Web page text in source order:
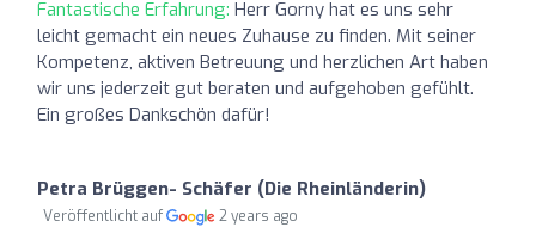
Fantastische Erfahrung: Herr Gorny hat es uns sehr
leicht gemacht ein neues Zuhause zu finden. Mit seiner
Kompetenz, aktiven Betreuung und herzlichen Art haben
wir uns jederzeit gut beraten und aufgehoben gefühlt.
Ein großes Dankschön dafür!
Petra Brüggen- Schäfer (Die Rheinländerin)
Veröffentlicht auf 2 years ago